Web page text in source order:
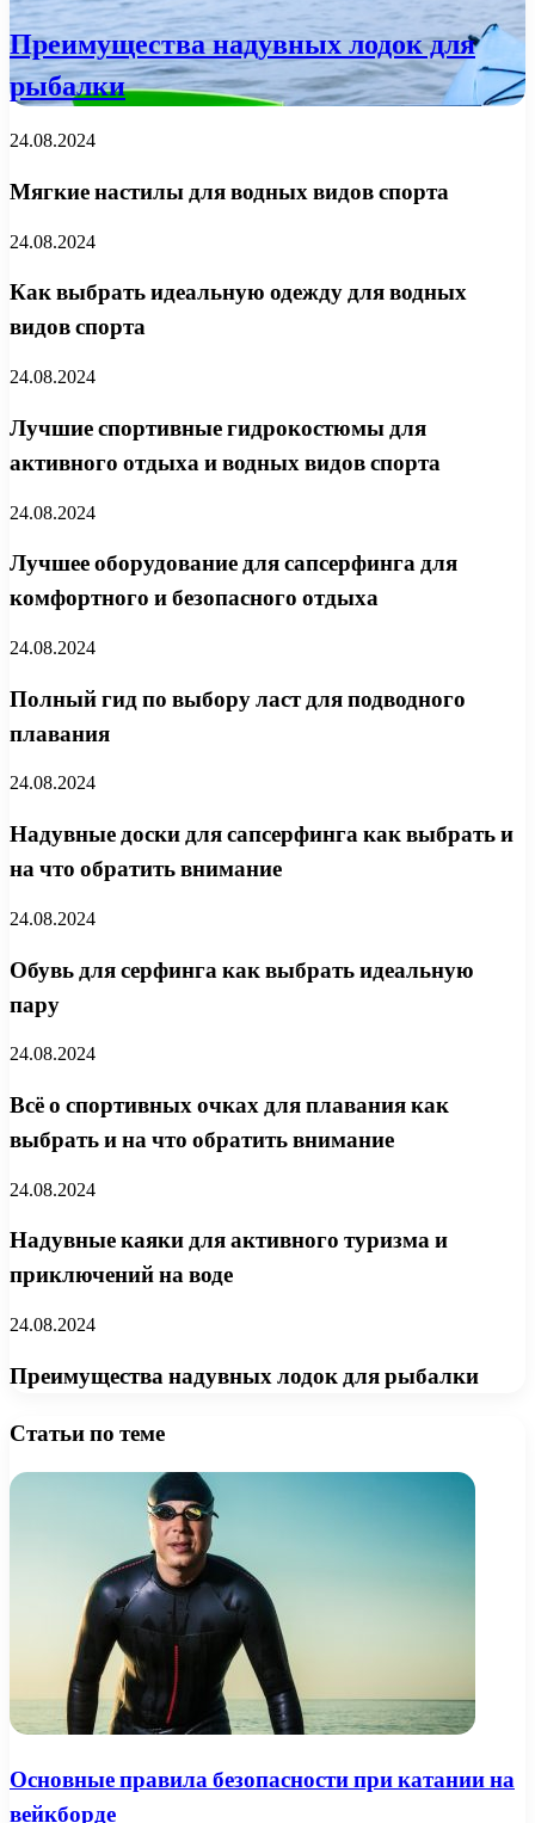
Преимущества надувных лодок для
рыбалки
24.08.2024
Мягкие настилы для водных видов спорта
24.08.2024
Как выбрать идеальную одежду для водных
видов спорта
24.08.2024
Лучшие спортивные гидрокостюмы для
активного отдыха и водных видов спорта
24.08.2024
Лучшее оборудование для сапсерфинга для
комфортного и безопасного отдыха
24.08.2024
Полный гид по выбору ласт для подводного
плавания
24.08.2024
Надувные доски для сапсерфинга как выбрать и
на что обратить внимание
24.08.2024
Обувь для серфинга как выбрать идеальную
пару
24.08.2024
Всё о спортивных очках для плавания как
выбрать и на что обратить внимание
24.08.2024
Надувные каяки для активного туризма и
приключений на воде
24.08.2024
Преимущества надувных лодок для рыбалки
Статьи по теме
Основные правила безопасности при катании на
вейкборде